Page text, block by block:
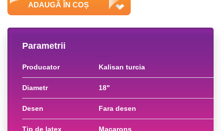
ADAUGĂ ÎN COȘ
Parametrii
producator kalisan turcia
diametr 18"
desen fara desen
tip de latex macarons